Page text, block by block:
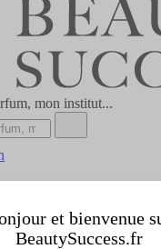
mon institut...
et bienvenue
BeautySuccess.fr